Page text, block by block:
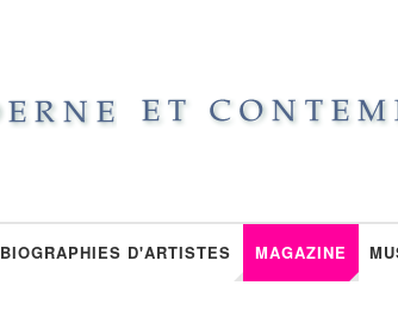
BIOGRAPHIES D'ARTISTES MAGAZINE